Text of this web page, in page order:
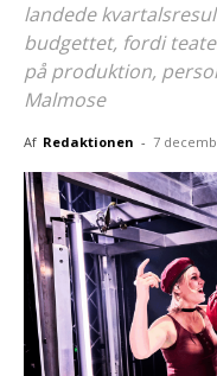
landede
budgettet, fordi
på produktion,
Malmose
Af Redaktionen - 7